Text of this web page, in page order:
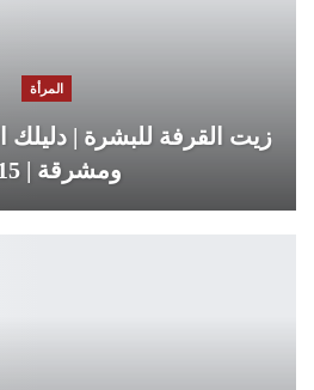
المرأة
زيت القرفة للبشرة | دليلك
ومشرقة | 15…